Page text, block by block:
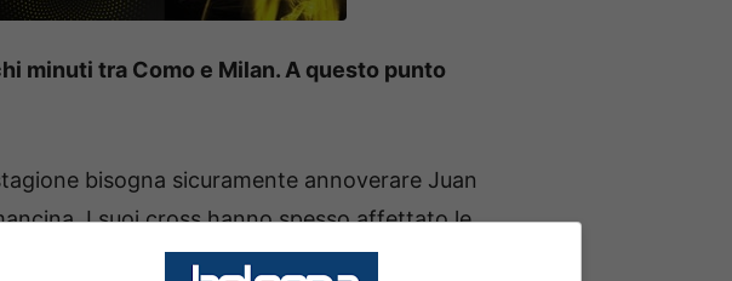
minuti tra Como e Milan. A questo punto
bisogna sicuramente annoverare Juan
I suoi cross hanno spesso affettato le
spesso la via del gol. L’inizio di questa